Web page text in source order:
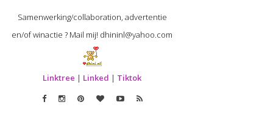
Samenwerking/collaboration, advertentie
en/of winactie ? Mail mij! dhininl@yahoo.com
Linktree | Linked | Tiktok